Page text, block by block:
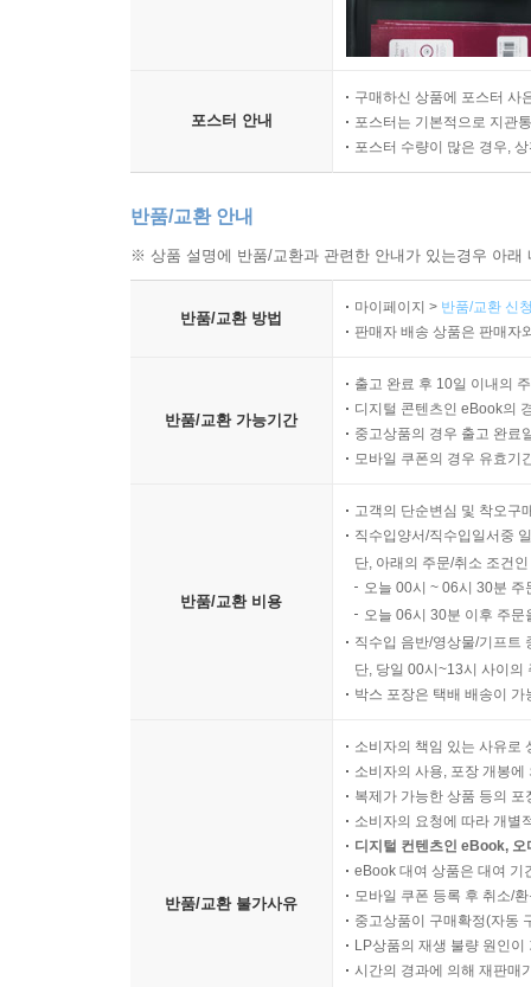
포스터 안내
구매하신 상품에 포스터 사
포스터는 기본적으로 지관
포스터 수량이 많은 경우,
반품/교환 안내
※ 상품 설명에 반품/교환과 관련한 안내가 있는경우 아
반품/교환 방법
마이페이지 > 반품/교환 신
판매자 배송 상품은 판매자
반품/교환 가능기간
출고 완료 후 10일 이내의
디지털 콘텐츠인 eBook의
중고상품의 경우 출고 완료
모바일 쿠폰의 경우 유효기
반품/교환 비용
고객의 단순변심 및 착오구
직수입양서/직수입일서중
단, 아래의 주문/취소 조건
오늘 00시 ~ 06시 30분
오늘 06시 30분 이후 주
직수입 음반/영상물/기프트
단, 당일 00시~13시 사이의
박스 포장은 택배 배송이
반품/교환 불가사유
소비자의 책임 있는 사유로
소비자의 사용, 포장 개봉
복제가 가능한 상품 등의
소비자의 요청에 따라 개별
디지털 컨텐츠인 eBook,
eBook 대여 상품은 대여 기
모바일 쿠폰 등록 후 취소/
중고상품이 구매확정(자동
LP상품의 재생 불량 원인
시간의 경과에 의해 재판매